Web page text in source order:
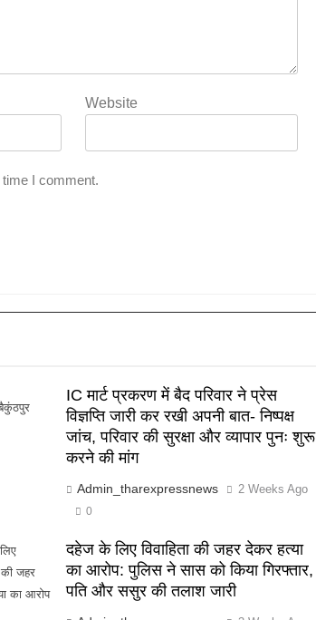
Website
I comment.
बैकुंठपुर
IC मार्ट प्रकरण में बैद परिवार ने प्रेस
विज्ञप्ति जारी कर रखी अपनी बात- निष्पक्ष
जांच, परिवार की सुरक्षा और व्यापार पुनः शुरू
करने की मांग
Admin_tharexpressnews 2 Weeks Ago
0
की जहर
का आरोप
दहेज के लिए विवाहिता की जहर देकर हत्या
का आरोप: पुलिस ने सास को किया गिरफ्तार,
पति और ससुर की तलाश जारी